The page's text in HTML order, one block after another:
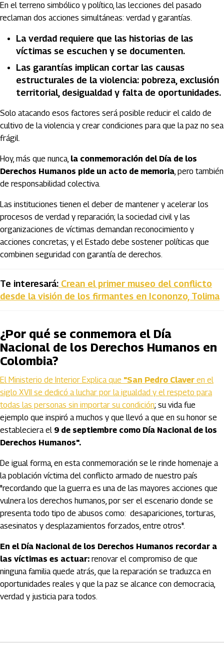
En el terreno simbólico y político, las lecciones del pasado
reclaman dos acciones simultáneas: verdad y garantías.
La verdad requiere que las historias de las
víctimas se escuchen y se documenten.
Las garantías implican cortar las causas
estructurales de la violencia: pobreza, exclusión
territorial, desigualdad y falta de oportunidades.
Solo atacando esos factores será posible reducir el caldo de
cultivo de la violencia y crear condiciones para que la paz no sea
frágil.
Hoy, más que nunca, la conmemoración del Día de los
Derechos Humanos pide un acto de memoria, pero también
de responsabilidad colectiva.
Las instituciones tienen el deber de mantener y acelerar los
procesos de verdad y reparación; la sociedad civil y las
organizaciones de víctimas demandan reconocimiento y
acciones concretas; y el Estado debe sostener políticas que
combinen seguridad con garantía de derechos.
Te interesará: Crean el primer museo del conflicto
desde la visión de los firmantes en Icononzo, Tolima
¿Por qué se conmemora el Día
Nacional de los Derechos Humanos en
Colombia?
El Ministerio de Interior Explica que "San Pedro Claver en el
siglo XVII se dedicó a luchar por la igualdad y el respeto para
todas las personas sin importar su condición; su vida fue
ejemplo que inspiró a muchos y que llevó a que en su honor se
estableciera el 9 de septiembre como Día Nacional de los
Derechos Humanos".
De igual forma, en esta conmemoración se le rinde homenaje a
la población víctima del conflicto armado de nuestro país
"recordando que la guerra es una de las mayores acciones que
vulnera los derechos humanos, por ser el escenario donde se
presenta todo tipo de abusos como: desapariciones, torturas,
asesinatos y desplazamientos forzados, entre otros".
En el Día Nacional de los Derechos Humanos recordar a
las víctimas es actuar: renovar el compromiso de que
ninguna familia quede atrás, que la reparación se traduzca en
oportunidades reales y que la paz se alcance con democracia,
verdad y justicia para todos.